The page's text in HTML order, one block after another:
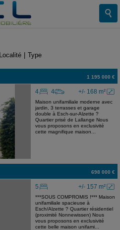
Localité Type
1 195 000 €
+/- 168 m²
4 4
Maison unifamiliale moderne avec
jardin, 3 terrasses et garage
double à Esch-sur-Alzette ?
Quartier prisé de Lallange Nous
vous proposons en exclusivité
cette magnifique maison...
698 000 €
+/- 157 m²
5
***SOUS COMPROMIS !*** Maison
unifamiliale spacieuse à
Esch/Alzette ? Quartier résidentiel
(proximité Nonnewissen) Nous
vous proposons en exclusivité
cette belle maison unifami...